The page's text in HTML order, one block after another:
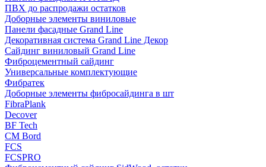
ПВХ до распродажи остатков
Доборные элементы виниловые
Панели фасадные Grand Line
Декоративная система Grand Line Декор
Сайдинг виниловый Grand Line
Фиброцементный сайдинг
Универсальные комплектующие
Фибратек
Доборные элементы фибросайдинга в шт
FibraPlank
Decover
BF Tech
CM Bord
FCS
FCSPRO